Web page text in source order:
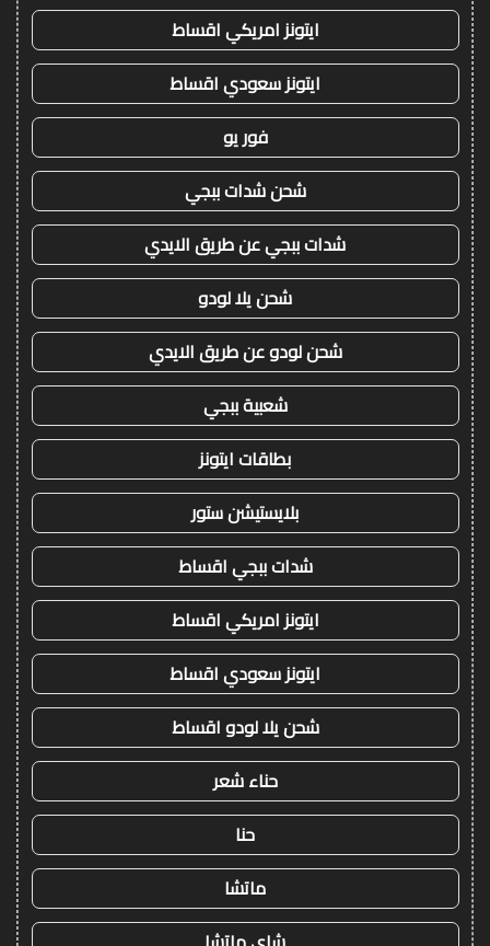
ايتونز امريكي اقساط
ايتونز سعودي اقساط
فور يو
شحن شدات ببجي
شدات ببجي عن طريق الايدي
شحن يلا لودو
شحن لودو عن طريق الايدي
شعبية ببجي
بطاقات ايتونز
بلايستيشن ستور
شدات ببجي اقساط
ايتونز امريكي اقساط
ايتونز سعودي اقساط
شحن يلا لودو اقساط
حناء شعر
حنا
ماتشا